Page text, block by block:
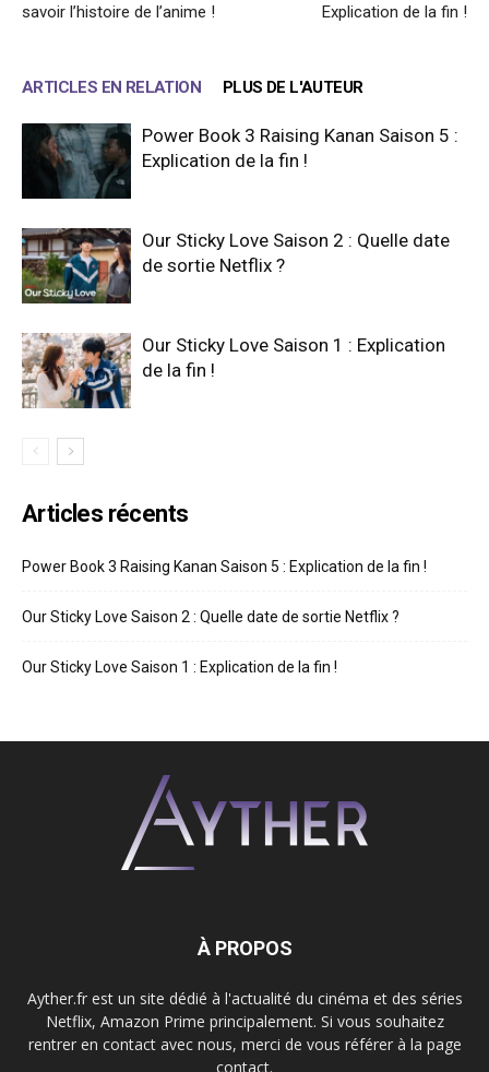
savoir l’histoire de l’anime !
Explication de la fin !
ARTICLES EN RELATION PLUS DE L'AUTEUR
Power Book 3 Raising Kanan Saison 5 :
Explication de la fin !
Our Sticky Love Saison 2 : Quelle date
de sortie Netflix ?
Our Sticky Love Saison 1 : Explication
de la fin !
Articles récents
Power Book 3 Raising Kanan Saison 5 : Explication de la fin !
Our Sticky Love Saison 2 : Quelle date de sortie Netflix ?
Our Sticky Love Saison 1 : Explication de la fin !
À PROPOS
Ayther.fr est un site dédié à l'actualité du cinéma et des séries
Netflix, Amazon Prime principalement. Si vous souhaitez
rentrer en contact avec nous, merci de vous référer à la page
contact.